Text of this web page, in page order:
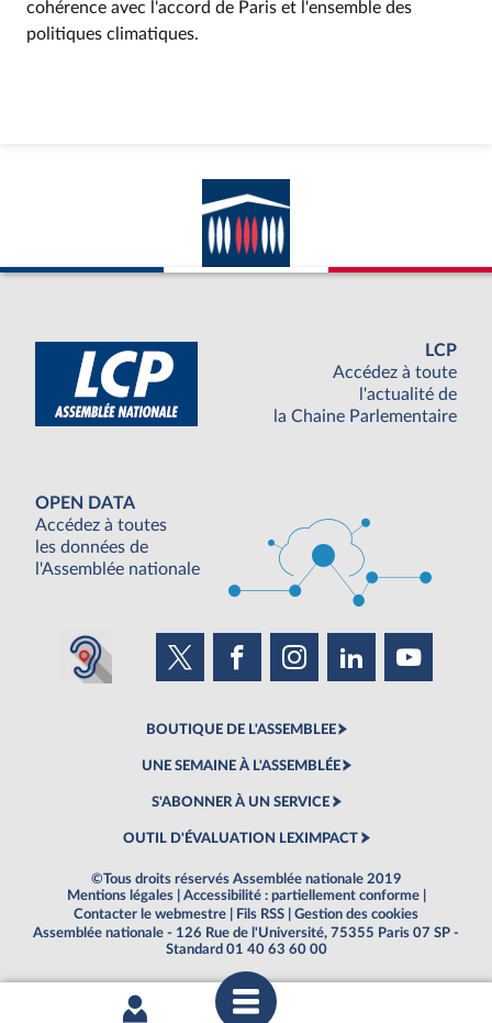
cohérence avec l'accord de Paris et l'ensemble des
politiques climatiques.
LCP
Accédez à toute
l'actualité de
la Chaine Parlementaire
OPEN DATA
Accédez à toutes
les données de
l'Assemblée nationale
BOUTIQUE DE L'ASSEMBLEE
UNE SEMAINE À L'ASSEMBLÉE
S'ABONNER À UN SERVICE
OUTIL D'ÉVALUATION LEXIMPACT
©Tous droits réservés Assemblée nationale 2019
Mentions légales
Accessibilité : partiellement conforme
Contacter le webmestre
Fils RSS
Gestion des cookies
Assemblée nationale - 126 Rue de l'Université, 75355 Paris 07 SP -
Standard 01 40 63 60 00